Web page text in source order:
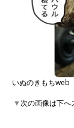
いぬのきもちweb
▼次の画像は下